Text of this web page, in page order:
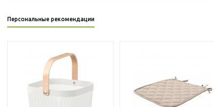
Персональные рекомендации